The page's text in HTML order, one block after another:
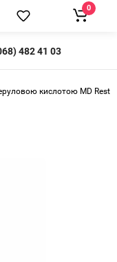
482 41 03
0
кислотою MD